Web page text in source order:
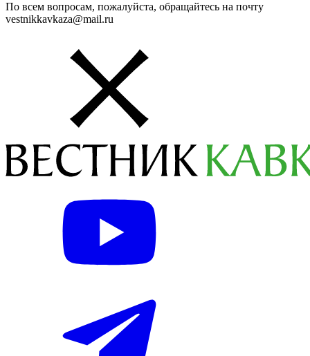
По всем вопросам, пожалуйста, обращайтесь на почту
vestnikkavkaza@mail.ru